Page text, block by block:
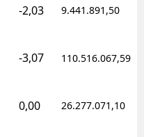
-2,03 9.441.891,50
-3,07 110.516.067,59
0,00 26.277.071,10